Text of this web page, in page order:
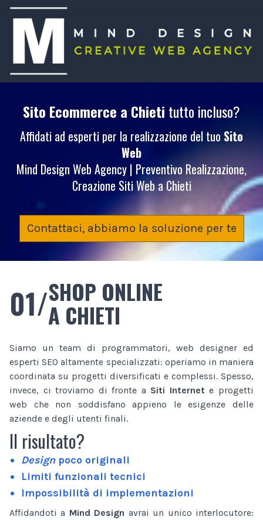
Sito Ecommerce a Chieti tutto incluso?
Affidati ad esperti per la realizzazione del tuo Sito
Web
Mind Design Web Agency | Preventivo Realizzazione,
Creazione Siti Web a Chieti
Contattaci, abbiamo la soluzione per te
01/SHOP ONLINE
A CHIETI
Siamo un team di programmatori, web designer ed
esperti SEO altamente specializzati: operiamo in maniera
coordinata su progetti diversificati e complessi. Spesso,
invece, ci troviamo di fronte a Siti Internet e progetti
web che non soddisfano appieno le esigenze delle
aziende e degli utenti finali.
Il risultato?
Designpoco originali
Limiti funzionali tecnici
Impossibilità di implementazioni
Affidandoti a Mind Design avrai un unico interlocutore: